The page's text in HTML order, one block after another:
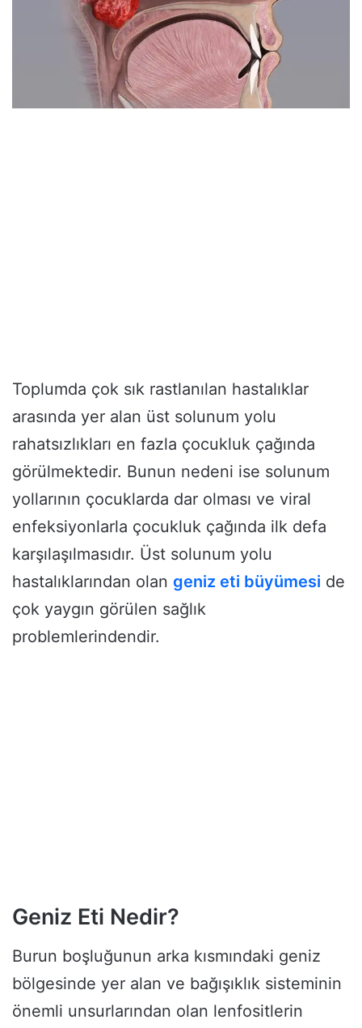
Toplumda çok sık rastlanılan hastalıklar
arasında yer alan üst solunum yolu
rahatsızlıkları en fazla çocukluk çağında
görülmektedir. Bunun nedeni ise solunum
yollarının çocuklarda dar olması ve viral
enfeksiyonlarla çocukluk çağında ilk defa
karşılaşılmasıdır. Üst solunum yolu
hastalıklarından olan geniz eti büyümesi de
çok yaygın görülen sağlık
problemlerindendir.
Geniz Eti Nedir?
Burun boşluğunun arka kısmındaki geniz
bölgesinde yer alan ve bağışıklık sisteminin
önemli unsurlarından olan lenfositlerin